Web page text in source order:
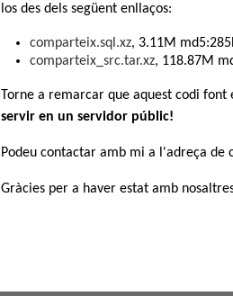
los des dels següent enllaços:
comparteix.sql.xz, 3.11M
comparteix_src.tar.xz, 118.87M
Torne a remarcar que aquest codi
servir en un servidor públic!
Podeu contactar amb mi a l'adreça de
Gràcies per a haver estat amb